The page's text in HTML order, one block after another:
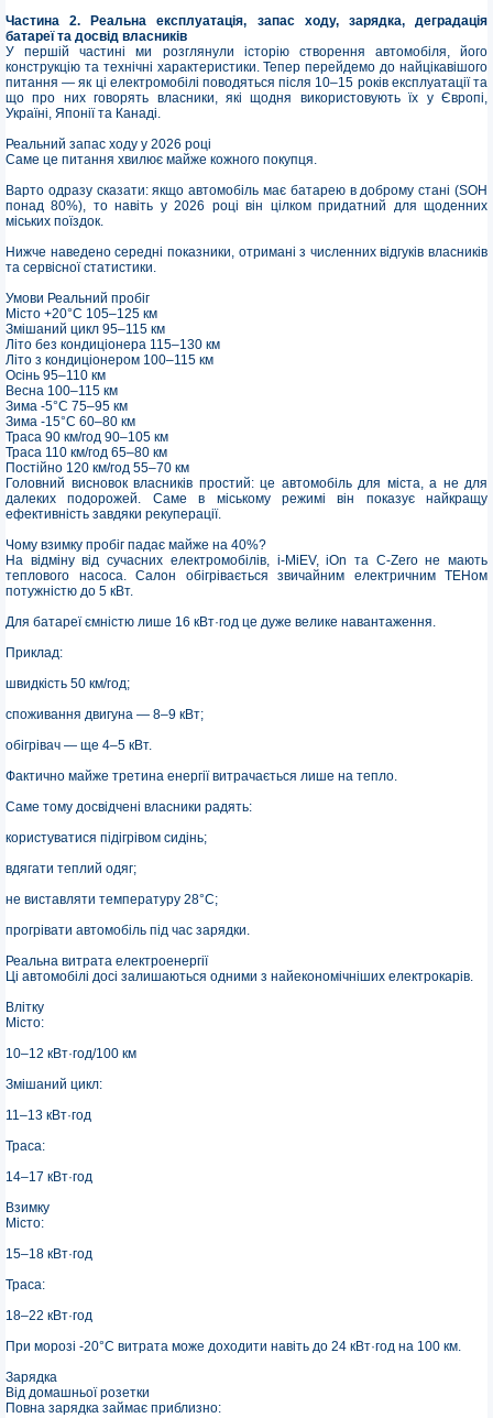
Частина 2. Реальна експлуатація, запас ходу, зарядка, деградація
батареї та досвід власників
У першій частині ми розглянули історію створення автомобіля, його
конструкцію та технічні характеристики. Тепер перейдемо до найцікавішого
питання — як ці електромобілі поводяться після 10–15 років експлуатації та
що про них говорять власники, які щодня використовують їх у Європі,
Україні, Японії та Канаді.
Реальний запас ходу у 2026 році
Саме це питання хвилює майже кожного покупця.
Варто одразу сказати: якщо автомобіль має батарею в доброму стані (SOH
понад 80%), то навіть у 2026 році він цілком придатний для щоденних
міських поїздок.
Нижче наведено середні показники, отримані з численних відгуків власників
та сервісної статистики.
Умови Реальний пробіг
Місто +20°C 105–125 км
Змішаний цикл 95–115 км
Літо без кондиціонера 115–130 км
Літо з кондиціонером 100–115 км
Осінь 95–110 км
Весна 100–115 км
Зима -5°C 75–95 км
Зима -15°C 60–80 км
Траса 90 км/год 90–105 км
Траса 110 км/год 65–80 км
Постійно 120 км/год 55–70 км
Головний висновок власників простий: це автомобіль для міста, а не для
далеких подорожей. Саме в міському режимі він показує найкращу
ефективність завдяки рекуперації.
Чому взимку пробіг падає майже на 40%?
На відміну від сучасних електромобілів, i-MiEV, iOn та C-Zero не мають
теплового насоса. Салон обігрівається звичайним електричним ТЕНом
потужністю до 5 кВт.
Для батареї ємністю лише 16 кВт·год це дуже велике навантаження.
Приклад:
швидкість 50 км/год;
споживання двигуна — 8–9 кВт;
обігрівач — ще 4–5 кВт.
Фактично майже третина енергії витрачається лише на тепло.
Саме тому досвідчені власники радять:
користуватися підігрівом сидінь;
вдягати теплий одяг;
не виставляти температуру 28°C;
прогрівати автомобіль під час зарядки.
Реальна витрата електроенергії
Ці автомобілі досі залишаються одними з найекономічніших електрокарів.
Влітку
Місто:
10–12 кВт·год/100 км
Змішаний цикл:
11–13 кВт·год
Траса:
14–17 кВт·год
Взимку
Місто:
15–18 кВт·год
Траса:
18–22 кВт·год
При морозі -20°C витрата може доходити навіть до 24 кВт·год на 100 км.
Зарядка
Від домашньої розетки
Повна зарядка займає приблизно: